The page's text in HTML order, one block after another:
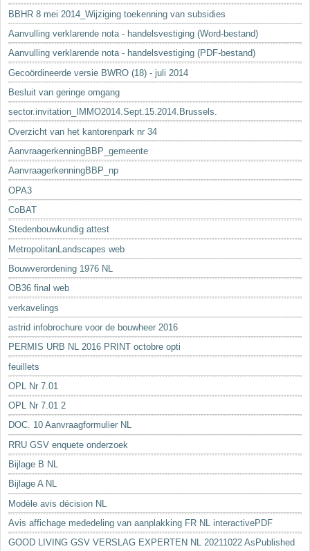
BBHR 8 mei 2014_Wijziging toekenning van subsidies
Aanvulling verklarende nota - handelsvestiging (Word-bestand)
Aanvulling verklarende nota - handelsvestiging (PDF-bestand)
Gecoördineerde versie BWRO (18) - juli 2014
Besluit van geringe omgang
sector.invitation_IMMO2014.Sept.15.2014.Brussels.
Overzicht van het kantorenpark nr 34
AanvraagerkenningBBP_gemeente
AanvraagerkenningBBP_np
OPA3
CoBAT
Stedenbouwkundig attest
MetropolitanLandscapes web
Bouwverordening 1976 NL
OB36 final web
verkavelings
astrid infobrochure voor de bouwheer 2016
PERMIS URB NL 2016 PRINT octobre opti
feuillets
OPL Nr 7.01
OPL Nr 7.01 2
DOC. 10 Aanvraagformulier NL
RRU GSV enquete onderzoek
Bijlage B NL
Bijlage A NL
Modèle avis décision NL
Avis affichage mededeling van aanplakking FR NL interactivePDF
GOOD LIVING GSV VERSLAG EXPERTEN NL 20211022 AsPublished